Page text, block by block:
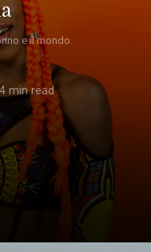
e il mondo.
4 min read